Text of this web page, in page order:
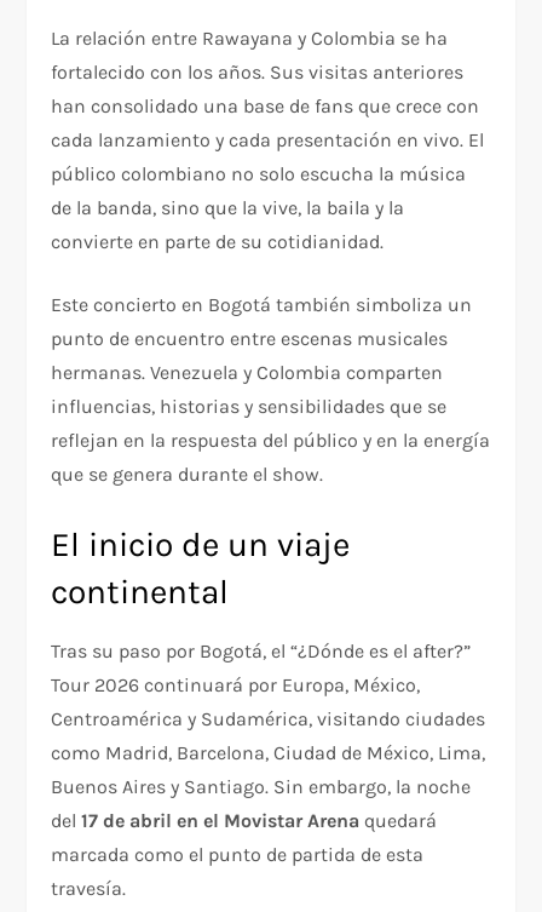
La relación entre Rawayana y Colombia se ha
fortalecido con los años. Sus visitas anteriores
han consolidado una base de fans que crece con
cada lanzamiento y cada presentación en vivo. El
público colombiano no solo escucha la música
de la banda, sino que la vive, la baila y la
convierte en parte de su cotidianidad.
Este concierto en Bogotá también simboliza un
punto de encuentro entre escenas musicales
hermanas. Venezuela y Colombia comparten
influencias, historias y sensibilidades que se
reflejan en la respuesta del público y en la energía
que se genera durante el show.
El inicio de un viaje
continental
Tras su paso por Bogotá, el “¿Dónde es el after?”
Tour 2026 continuará por Europa, México,
Centroamérica y Sudamérica, visitando ciudades
como Madrid, Barcelona, Ciudad de México, Lima,
Buenos Aires y Santiago. Sin embargo, la noche
del17 de abril en el Movistar Arena quedará
marcada como el punto de partida de esta
travesía.